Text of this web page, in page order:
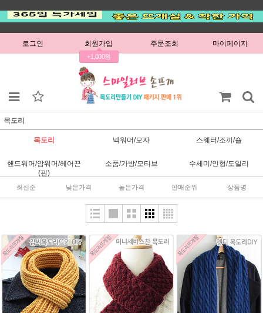
로그인 회원가입
+1,000원
주문조회 마이페이지
목도리
목도리 넥워머/모자 스웨터/조끼/숄
핸드워머/암워머/헤어끈
(핀)
소품/가방/모티브 수세미/인형/도일리
최신순 낮은가격 높은가격 판매순위 상품명